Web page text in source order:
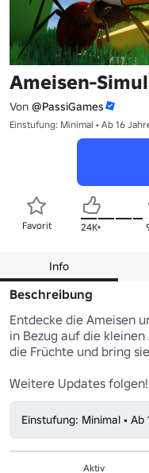
Ameisen-
Von @PassiGames
Einstufung: Minimal • Ab 16
Favorit 24K+
Info
Beschreibung
Entdecke die Ameisen
in Bezug auf die
die Früchte und bring
Weitere Updates folgen!
Einstufung: Minimal • Ab
Aktiv